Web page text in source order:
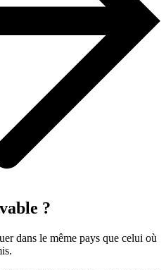
?
dans le même pays que celui où